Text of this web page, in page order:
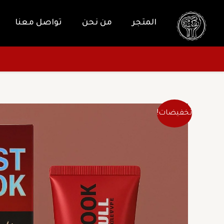
المحتوى
المتجر من نحن تواصل معنا
تخفيضات!